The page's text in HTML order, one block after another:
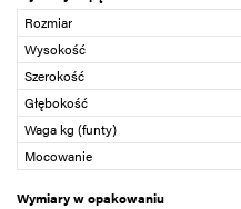
Rozmiar
Wysokość
Szerokość
Głębokość
Waga kg (funty)
Mocowanie
Wymiary w opakowaniu